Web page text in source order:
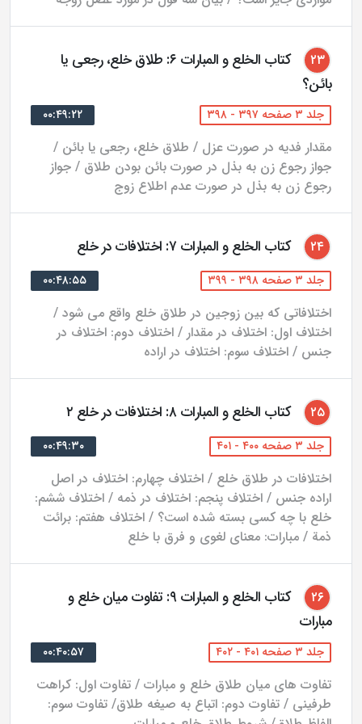
به متن کتاب اختصاص دارد و جلد پنجم فهرست‌های متنوع
۲۳
کتاب الخلع و المبارات ۶: طلاق خلع، رجعی یا
بائن؟
جلد ۳ صفحه ۳۹۷ - ۳۹۸ ۰۰:۴۹:۲۲
مقدار فدیه در صورت عزل / طلاق خلع، رجعی یا بائن /
جواز رجوع زن به بذل در صورت بائن بودن طلاق / جواز
رجوع زن به بذل در صورت عدم اطلاع زوج
۲۴ کتاب الخلع و المبارات ۷: اختلافات در خلع
جلد ۳ صفحه ۳۹۸ - ۳۹۹ ۰۰:۴۸:۵۵
اختلافاتی که بین زوجین در طلاق خلع واقع می شود /
اختلاف اول: اختلاف در مقدار / اختلاف دوم: اختلاف در
جنس / اختلاف سوم: اختلاف در اراده
۲۵ کتاب الخلع و المبارات ۸: اختلافات در خلع ۲
جلد ۳ صفحه ۴۰۰ - ۴۰۱ ۰۰:۴۹:۳۰
اختلافات در طلاق خلع / اختلاف چهارم: اختلاف در اصل
اراده جنس / اختلاف پنجم: اختلاف در ذمه / اختلاف ششم:
خلع با چه کسی بسته شده است؟ / اختلاف هفتم: برائت
ذمة / مبارات: معنای لغوی و فرق با خلع
۲۶
کتاب الخلع و المبارات ۹: تفاوت میان خلع و
مبارات
جلد ۳ صفحه ۴۰۱ - ۴۰۲ ۰۰:۴۰:۵۷
تفاوت های میان طلاق خلع و مبارات / تفاوت اول: کراهت
طرفینی / تفاوت دوم: اتباع به صیغه طلاق/ تفاوت سوم: